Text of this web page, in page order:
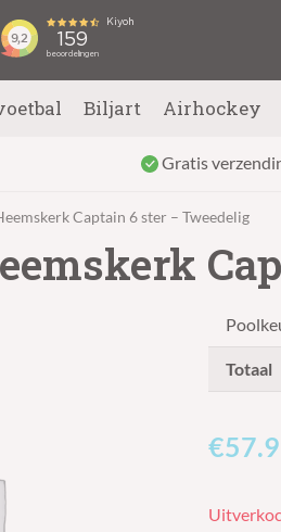
Biljart Airhockey
Gratis
Captain 6 ster – Tweedelig
Totaal